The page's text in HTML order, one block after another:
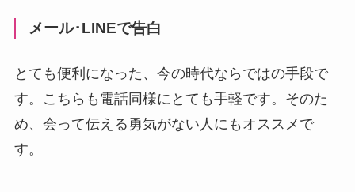
メール･LINEで告白
とても便利になった、今の時代ならではの手段で
す。こちらも電話同様にとても手軽です。そのた
め、会って伝える勇気がない人にもオススメで
す。